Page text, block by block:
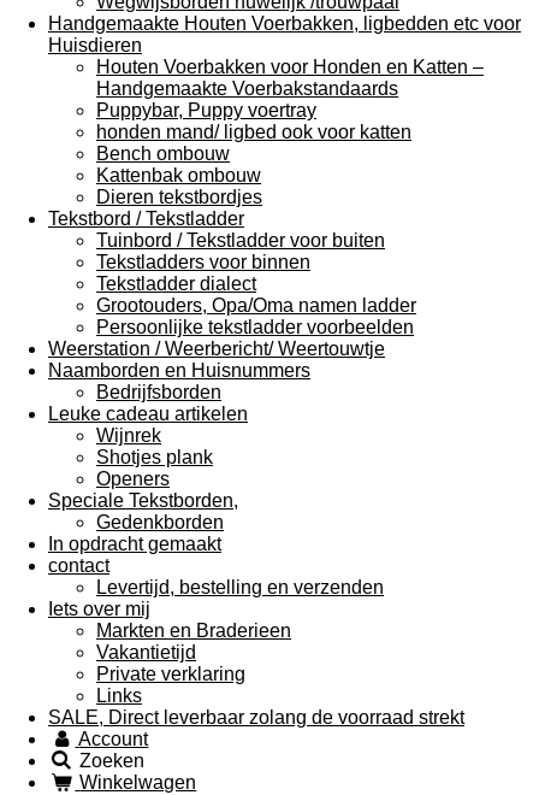
Handgemaakte Houten Voerbakken, ligbedden etc voor
Huisdieren
Houten Voerbakken voor Honden en Katten –
Handgemaakte Voerbakstandaards
Puppybar, Puppy voertray
honden mand/ ligbed ook voor katten
Bench ombouw
Kattenbak ombouw
Dieren tekstbordjes
Tekstbord / Tekstladder
Tuinbord / Tekstladder voor buiten
Tekstladders voor binnen
Tekstladder dialect
Grootouders, Opa/Oma namen ladder
Persoonlijke tekstladder voorbeelden
Weerstation / Weerbericht/ Weertouwtje
Naamborden en Huisnummers
Bedrijfsborden
Leuke cadeau artikelen
Wijnrek
Shotjes plank
Openers
Speciale Tekstborden,
Gedenkborden
In opdracht gemaakt
contact
Levertijd, bestelling en verzenden
Iets over mij
Markten en Braderieen
Vakantietijd
Private verklaring
Links
SALE, Direct leverbaar zolang de voorraad strekt
Account
Zoeken
Winkelwagen